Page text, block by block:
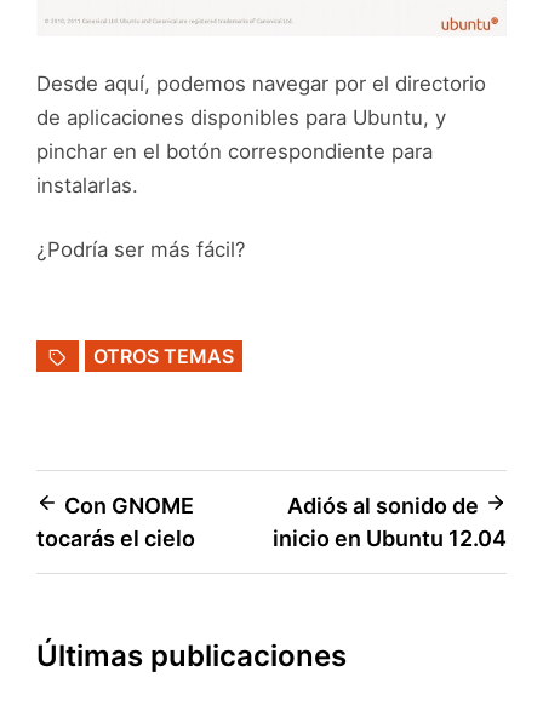
Desde aquí, podemos navegar por el directorio
de aplicaciones disponibles para Ubuntu, y
pinchar en el botón correspondiente para
instalarlas.
¿Podría ser más fácil?
OTROS TEMAS
Navegación
de
Con GNOME
tocarás el cielo
Adiós al sonido de
inicio en Ubuntu 12.04
Últimas publicaciones